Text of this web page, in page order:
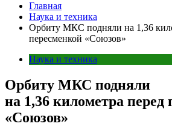
Главная
Наука и техника
Орбиту МКС подняли на 1,36
пересменкой «Союзов»
Наука и техника
Орбиту МКС подняли
на 1,36 километра перед
«Союзов»